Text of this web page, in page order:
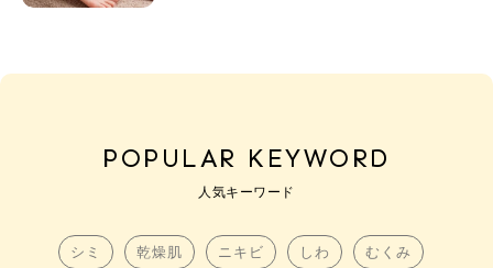
POPULAR KEYWORD
人気キーワード
シミ 乾燥肌 ニキビ しわ むくみ